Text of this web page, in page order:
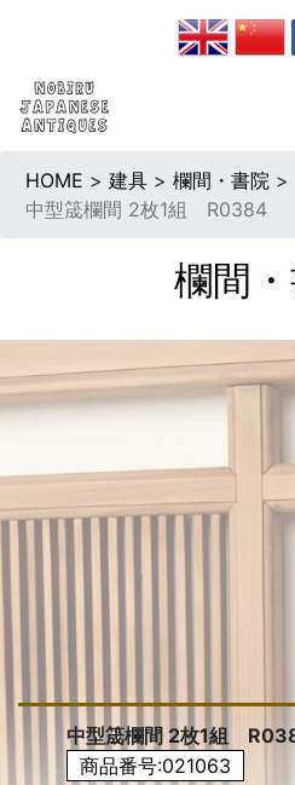
HOME > 建具 > 欄間・書院 >
中型筬欄間 2枚1組 R0384
欄間
中型筬欄間 2枚1組
商品番号:021063